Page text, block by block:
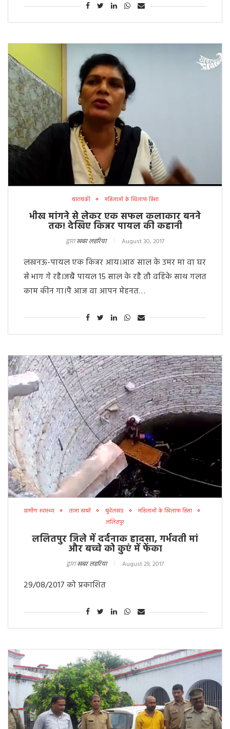
बाराबंकी महिलाओं के खिलाफ हिंसा
भीख मांगने से लेकर एक सफल कलाकार बनने
तक! देखिए किन्नर पायल की कहानी
द्वाराखबर लहरिया August 30, 2017
लखनऊ-पायल एक किन्नर आय।आठ साल के उमर मा वा घर
से भाग गे रहै।जबै पायल 15 साल के रहै तौ वहिके साथ गलत
काम कीन गा।पै आज वा आपन मेहनत…
ग्रामीण स्वास्थ्य ताजा खबरें बुंदेलखंड
महिलाओं के खिलाफ हिंसा
ललितपुर
ललितपुर जिले में दर्दनाक हादसा, गर्भवती मां
और बच्चे को कुएं में फेंका
द्वाराखबर लहरिया August 29, 2017
29/08/2017 को प्रकाशित